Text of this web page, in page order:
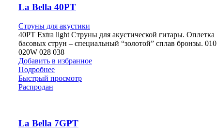
La Bella 40PT
Струны для акустики
40PT Extra light Струны для акустической гитары. Оплетка
басовых струн – специальный “золотой” сплав бронзы.
020W 028 038
Добавить в избранное
Подробнее
Быстрый просмотр
Распродан
La Bella 7GPT